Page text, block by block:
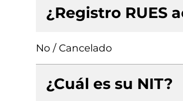
¿Registro RUES
No / Cancelado
¿Cuál es su NIT?